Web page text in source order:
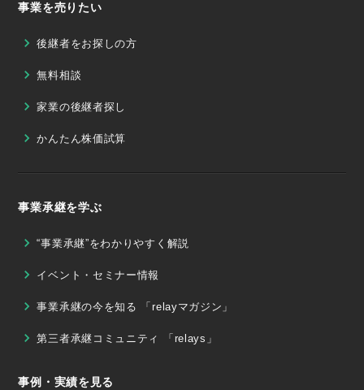
事業を売りたい
後継者をお探しの方
無料相談
家業の後継者探し
かんたん株価試算
事業承継を学ぶ
“事業承継”をわかりやすく解説
イベント・セミナー情報
事業承継の今を知る 「relayマガジン」
第三者承継コミュニティ 「relays」
事例・実績を見る